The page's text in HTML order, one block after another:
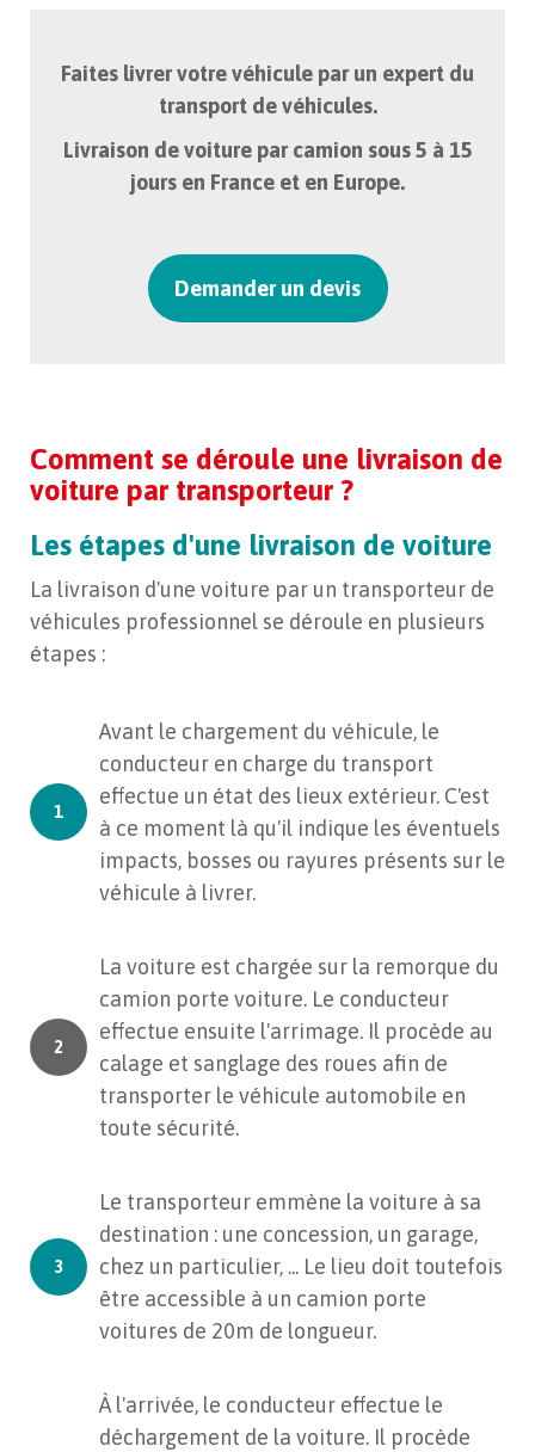
Faites livrer votre véhicule par un expert du
transport de véhicules.
Livraison de voiture par camion sous 5 à 15
jours en France et en Europe.
Demander un devis
Comment se déroule une livraison de
voiture par transporteur ?
Les étapes d'une livraison de voiture
La livraison d'une voiture par un transporteur de
véhicules professionnel se déroule en plusieurs
étapes :
Avant le chargement du véhicule, le
conducteur en charge du transport
effectue un état des lieux extérieur. C'est
à ce moment là qu'il indique les éventuels
impacts, bosses ou rayures présents sur le
véhicule à livrer.
La voiture est chargée sur la remorque du
camion porte voiture. Le conducteur
effectue ensuite l'arrimage. Il procède au
calage et sanglage des roues afin de
transporter le véhicule automobile en
toute sécurité.
Le transporteur emmène la voiture à sa
destination : une concession, un garage,
chez un particulier, ... Le lieu doit toutefois
être accessible à un camion porte
voitures de 20m de longueur.
À l'arrivée, le conducteur effectue le
déchargement de la voiture. Il procède